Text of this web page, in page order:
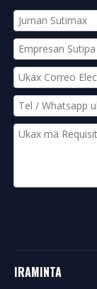
IRAMINTA